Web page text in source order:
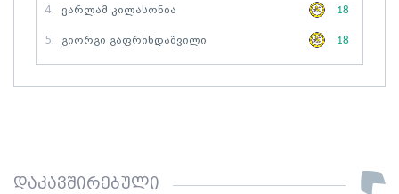
4. Ვარლამ Კილასონია 18
5. Გიორგი Გაფრინდაშვილი 18
დაკავშირებული